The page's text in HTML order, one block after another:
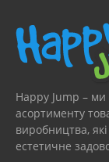
Happy Jump –
асортименту
виробництва,
естетичне